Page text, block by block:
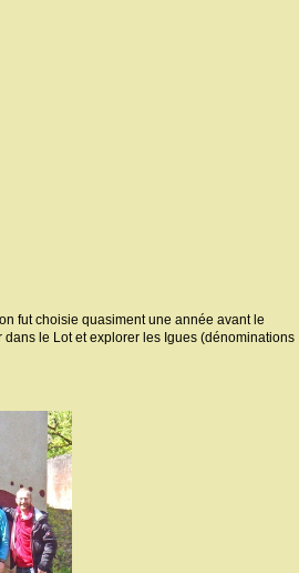
fut choisie quasiment une année avant le
dans le Lot et explorer les Igues (dénominations